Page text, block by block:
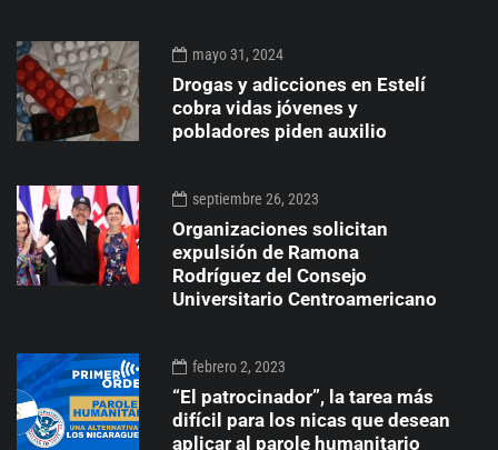
mayo 31, 2024
Drogas y adicciones en Estelí
cobra vidas jóvenes y
pobladores piden auxilio
septiembre 26, 2023
Organizaciones solicitan
expulsión de Ramona
Rodríguez del Consejo
Universitario Centroamericano
febrero 2, 2023
“El patrocinador”, la tarea más
difícil para los nicas que desean
aplicar al parole humanitario